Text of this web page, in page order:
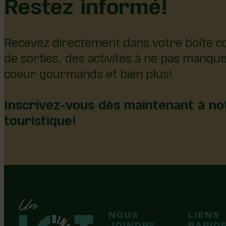
Recevez directement dans votre boîte
de sorties, des activités à ne pas
coeur gourmands et bien plus!
Inscrivez-vous dès maintenant à
touristique!
NOUS
Laurier-Station
LIENS